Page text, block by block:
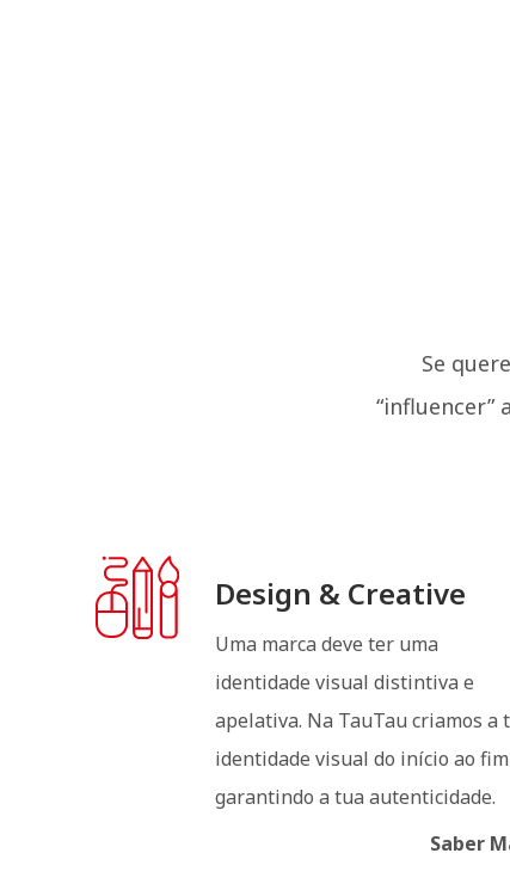
Se
Design & Creative
Uma marca deve ter uma
identidade visual distintiva e
apelativa. Na TauTau criamos a
identidade visual do início ao fim
garantindo a tua autenticidade.
Saber